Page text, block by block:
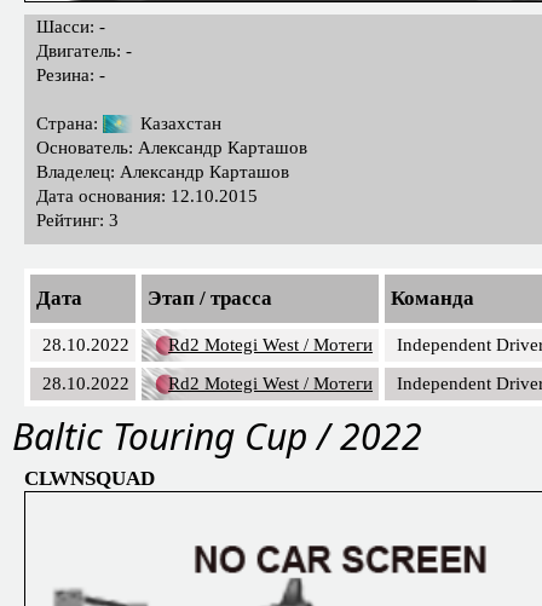
Шасси: -
Двигатель: -
Резина: -
Страна:
Казахстан
Основатель: Александр Карташов
Владелец: Александр Карташов
Дата основания: 12.10.2015
Рейтинг: 3
Дата Этап / трасса Команда
28.10.2022 Rd2 Motegi West / Мотеги
Independent
28.10.2022
Rd2 Motegi West / Мотеги Independent
Baltic Touring Cup / 2022
CLWNSQUAD